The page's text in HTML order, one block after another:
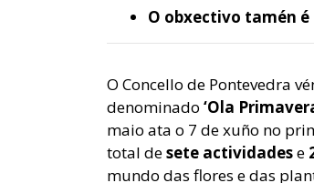
O obxectivo tamén
O Concello de Pontevedra
denominado ‘Ola
maio ata o 7 de xuño no
total desete actividadese
mundo das flores e das